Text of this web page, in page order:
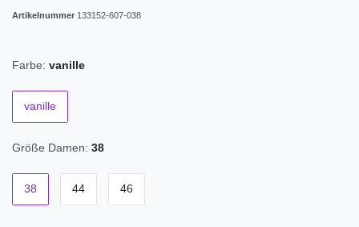
Artikelnummer 133152-607-038
Farbe: vanille
vanille
Größe Damen: 38
38 44 46